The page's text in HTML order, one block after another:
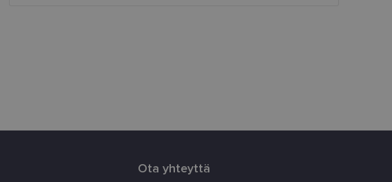
Ota yhteyttä
lai atcerētos lietotāja preferences